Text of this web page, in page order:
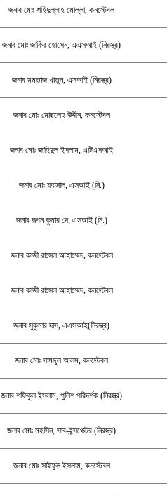
জনাব মোঃ শহিদুল্লাহ মোল্লা, কনস্টেবল
জনাব মোঃ জাকির হোসেন, এএসআই (নিরস্ত্র)
জনাব মমতাজ খাতুন, এসআই (নিরস্ত্র)
জনাব মোঃ মোছলেহ উদ্দীন, কনস্টেবল
জনাব মোঃ জাহিদুল ইসলাম, এটিএসআই
জনাব মোঃ ফয়সাল, এসআই (নি.)
জনাব রূপন কুমার দে, এসআই (নি.)
জনাব কাজী রাসেল আহাম্মেদ, কনস্টেবল
জনাব কাজী রাসেল আহাম্মেদ, কনস্টেবল
জনাব সুকুমার দাস, এএসআই(নিরস্ত্র)
জনাব মোঃ সামছুল আলম, কনস্টেবল
জনাব শফিকুল ইসলাম, পুলিশ পরিদর্শক (নিরস্ত্র)
জনাব মোঃ মহসিন, সাব-ইন্সপেক্টর (নিরস্ত্র)
জনাব মোঃ সাইফুল ইসলাম, কনস্টেবল